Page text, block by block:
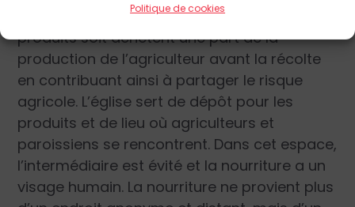
Politique de cookies
locales. Les paroissiens soit achètent ces
produits soit achètent une part de la
production de l’agriculteur avant la récolte
en contribuant ainsi à partager le risque
agricole. L’église sert de dépôt pour les
produits et de lieu où agriculteurs et
paroissiens se rencontrent. Dans cet espace,
l’intermédiaire est évité et la nourriture a un
visage humain. La nourriture ne provient plus